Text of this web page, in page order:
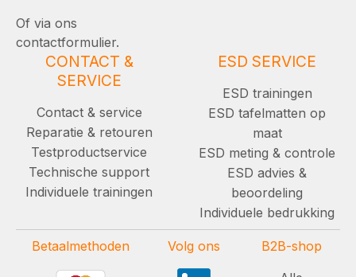
Of via ons
contactformulier.
CONTACT &
SERVICE
Contact & service
Reparatie & retouren
Testproductservice
Technische support
Individuele trainingen
ESD SERVICE
ESD trainingen
ESD tafelmatten op
maat
ESD meting & controle
ESD advies &
beoordeling
Individuele bedrukking
Betaalmethoden Volg ons
B2B-shop